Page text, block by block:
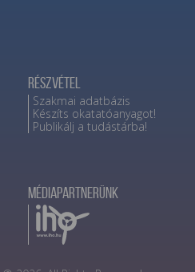
Részvétel
Szakmai adatbázis
Készíts okatatóanyagot!
Publikálj a tudástárba!
Médiapartnerünk